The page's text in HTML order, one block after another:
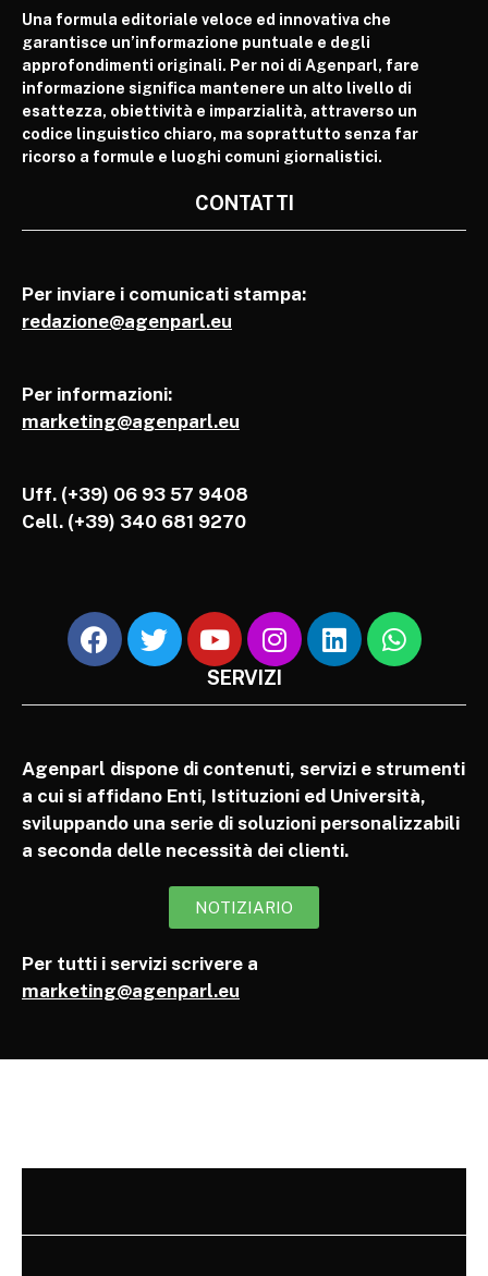
Una formula editoriale veloce ed innovativa che
garantisce un’informazione puntuale e degli
approfondimenti originali. Per noi di Agenparl, fare
informazione significa mantenere un alto livello di
esattezza, obiettività e imparzialità, attraverso un
codice linguistico chiaro, ma soprattutto senza far
ricorso a formule e luoghi comuni giornalistici.
CONTATTI
Per inviare i comunicati stampa:
redazione@agenparl.eu
Per informazioni:
marketing@agenparl.eu
Uff. (+39) 06 93 57 9408
Cell. (+39) 340 681 9270
SERVIZI
Agenparl dispone di contenuti, servizi e strumenti
a cui si affidano Enti, Istituzioni ed Università,
sviluppando una serie di soluzioni personalizzabili
a seconda delle necessità dei clienti.
NOTIZIARIO
Per tutti i servizi scrivere a
marketing@agenparl.eu